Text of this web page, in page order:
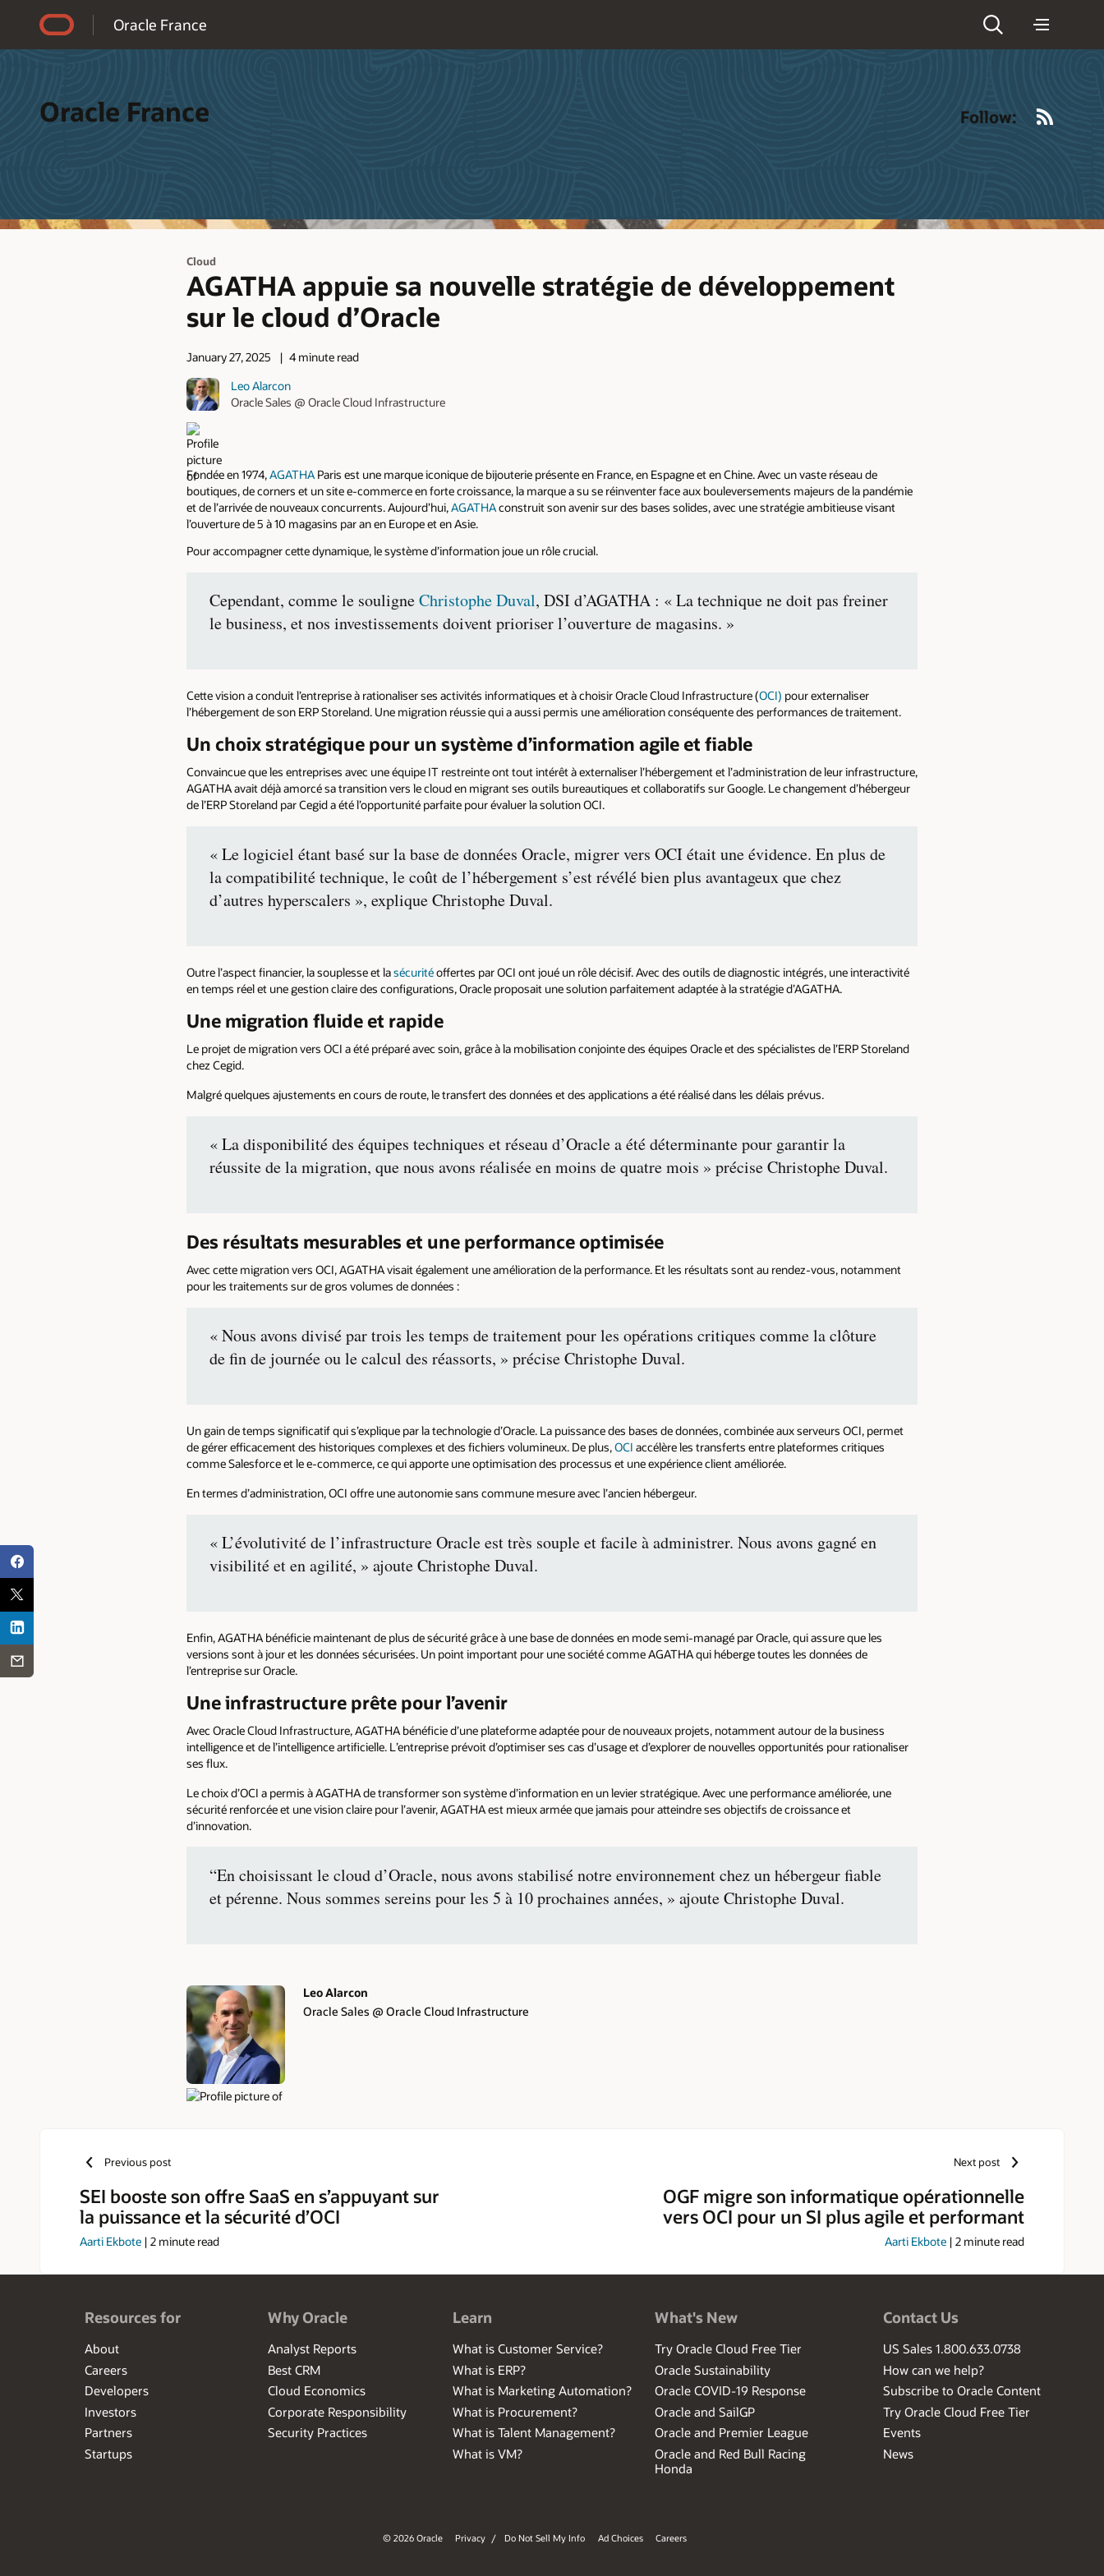
Oracle France
Oracle France Follow:
Cloud
AGATHA appuie sa nouvelle stratégie de développement
sur le cloud d’Oracle
January 27, 2025
4 minute read
Leo Alarcon
Oracle Sales @ Oracle Cloud Infrastructure
Fondée en 1974,AGATHAParis est une marque iconique de bijouterie présente en France, en Espagne et en Chine. Avec un vaste réseau de
boutiques, de corners et un site e-commerce en forte croissance, la marque a su se réinventer face aux bouleversements majeurs de la pandémie
et de l’arrivée de nouveaux concurrents. Aujourd’hui,AGATHAconstruit son avenir sur des bases solides, avec une stratégie ambitieuse visant
l’ouverture de 5 à 10 magasins par an en Europe et en Asie.
Pour accompagner cette dynamique, le système d’information joue un rôle crucial.
Cependant, comme le souligneChristophe Duval, DSI d’AGATHA : « La technique ne doit pas freiner
le business, et nos investissements doivent prioriser l’ouverture de magasins. »
Cette vision a conduit l’entreprise à rationaliser ses activités informatiques et à choisir Oracle Cloud Infrastructure (OCI) pour externaliser
l’hébergement de son ERP Storeland. Une migration réussie qui a aussi permis une amélioration conséquente des performances de traitement.
Un choix stratégique pour un système d’information agile et fiable
Convaincue que les entreprises avec une équipe IT restreinte ont tout intérêt à externaliser l’hébergement et l’administration de leur infrastructure,
AGATHA avait déjà amorcé sa transition vers le cloud en migrant ses outils bureautiques et collaboratifs sur Google. Le changement d’hébergeur
de l’ERP Storeland par Cegid a été l’opportunité parfaite pour évaluer la solution OCI.
« Le logiciel étant basé sur la base de données Oracle, migrer vers OCI était une évidence. En plus de
la compatibilité technique, le coût de l’hébergement s’est révélé bien plus avantageux que chez
d’autres hyperscalers », explique Christophe Duval.
Outre l’aspect financier, la souplesse et lasécuritéoffertes par OCI ont joué un rôle décisif. Avec des outils de diagnostic intégrés, une interactivité
en temps réel et une gestion claire des configurations, Oracle proposait une solution parfaitement adaptée à la stratégie d’AGATHA.
Une migration fluide et rapide
Le projet de migration vers OCI a été préparé avec soin, grâce à la mobilisation conjointe des équipes Oracle et des spécialistes de l’ERP Storeland
chez Cegid.
Malgré quelques ajustements en cours de route, le transfert des données et des applications a été réalisé dans les délais prévus.
« La disponibilité des équipes techniques et réseau d’Oracle a été déterminante pour garantir la
réussite de la migration, que nous avons réalisée en moins de quatre mois » précise Christophe Duval.
Des résultats mesurables et une performance optimisée
Avec cette migration vers OCI, AGATHA visait également une amélioration de la performance. Et les résultats sont au rendez-vous, notamment
pour les traitements sur de gros volumes de données :
« Nous avons divisé par trois les temps de traitement pour les opérations critiques comme la clôture
de fin de journée ou le calcul des réassorts, » précise Christophe Duval.
Un gain de temps significatif qui s’explique par la technologie d’Oracle. La puissance des bases de données, combinée aux serveurs OCI, permet
de gérer efficacement des historiques complexes et des fichiers volumineux. De plus,OCI accélère les transferts entre plateformes critiques
comme Salesforce et le e-commerce, ce qui apporte une optimisation des processus et une expérience client améliorée.
En termes d’administration, OCI offre une autonomie sans commune mesure avec l’ancien hébergeur.
« L’évolutivité de l’infrastructure Oracle est très souple et facile à administrer. Nous avons gagné en
visibilité et en agilité, » ajoute Christophe Duval.
Enfin, AGATHA bénéficie maintenant de plus de sécurité grâce à une base de données en mode semi-managé par Oracle, qui assure que les
versions sont à jour et les données sécurisées. Un point important pour une société comme AGATHA qui héberge toutes les données de
l’entreprise sur Oracle.
Une infrastructure prête pour l’avenir
Avec Oracle Cloud Infrastructure, AGATHA bénéficie d’une plateforme adaptée pour de nouveaux projets, notamment autour de la business
intelligence et de l’intelligence artificielle. L’entreprise prévoit d’optimiser ses cas d’usage et d’explorer de nouvelles opportunités pour rationaliser
ses flux.
Le choix d’OCI a permis à AGATHA de transformer son système d’information en un levier stratégique. Avec une performance améliorée, une
sécurité renforcée et une vision claire pour l’avenir, AGATHA est mieux armée que jamais pour atteindre ses objectifs de croissance et
d’innovation.
“En choisissant le cloud d’Oracle, nous avons stabilisé notre environnement chez un hébergeur fiable
et pérenne. Nous sommes sereins pour les 5 à 10 prochaines années, » ajoute Christophe Duval.
Authors
Leo Alarcon
Oracle Sales @ Oracle Cloud Infrastructure
Previous post
SEI booste son offre SaaS en s’appuyant sur
la puissance et la sécurité d’OCI
Aarti Ekbote | 2 minute read
Next post
OGF migre son informatique opérationnelle
vers OCI pour un SI plus agile et performant
Aarti Ekbote | 2 minute read
Resources for
About
Careers
Developers
Investors
Partners
Startups
Why Oracle
Analyst Reports
Best CRM
Cloud Economics
Corporate Responsibility
Security Practices
Learn
What is Customer Service?
What is ERP?
What is Marketing Automation?
What is Procurement?
What is Talent Management?
What is VM?
What's New
Try Oracle Cloud Free Tier
Oracle Sustainability
Oracle COVID-19 Response
Oracle and SailGP
Oracle and Premier League
Oracle and Red Bull Racing
Honda
Contact Us
US Sales 1.800.633.0738
How can we help?
Subscribe to Oracle Content
Try Oracle Cloud Free Tier
Events
News
© 2026 Oracle Privacy / Do Not Sell My Info Ad Choices Careers